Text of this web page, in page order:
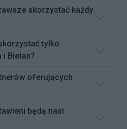
skorzystać każdy
tylko
Bielan?
oferujących
będą nasi